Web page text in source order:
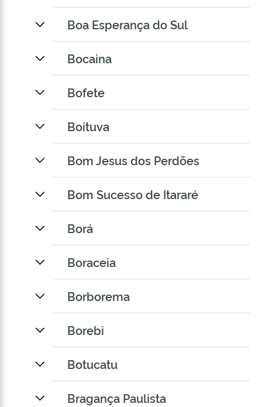
Boa Esperança do Sul
Bocaina
Bofete
Boituva
Bom Jesus dos Perdões
Bom Sucesso de Itararé
Borá
Boraceia
Borborema
Borebi
Botucatu
Bragança Paulista